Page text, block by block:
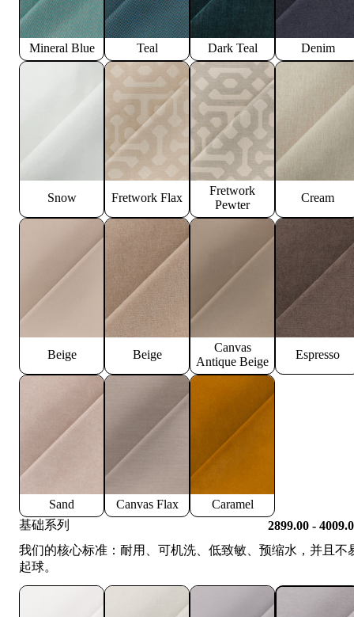
Mineral Blue Teal Dark Teal Denim
Snow Fretwork Flax
Fretwork
Pewter
Cream
Beige Beige
Canvas
Antique Beige
Espresso
Sand Canvas Flax
Caramel
基础系列
2899.00 -
我们的核心标准：耐用、可机洗、低致敏、预缩水，并且不
起球。